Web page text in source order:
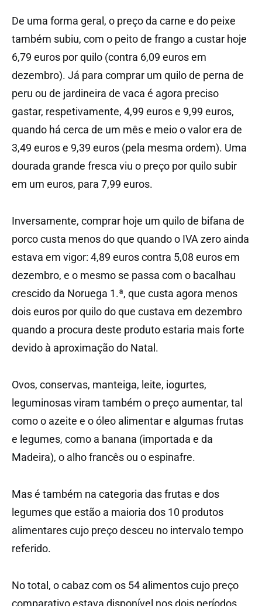
De uma forma geral, o preço da carne e do peixe
também subiu, com o peito de frango a custar hoje
6,79 euros por quilo (contra 6,09 euros em
dezembro). Já para comprar um quilo de perna de
peru ou de jardineira de vaca é agora preciso
gastar, respetivamente, 4,99 euros e 9,99 euros,
quando há cerca de um mês e meio o valor era de
3,49 euros e 9,39 euros (pela mesma ordem). Uma
dourada grande fresca viu o preço por quilo subir
em um euros, para 7,99 euros.
Inversamente, comprar hoje um quilo de bifana de
porco custa menos do que quando o IVA zero ainda
estava em vigor: 4,89 euros contra 5,08 euros em
dezembro, e o mesmo se passa com o bacalhau
crescido da Noruega 1.ª, que custa agora menos
dois euros por quilo do que custava em dezembro
quando a procura deste produto estaria mais forte
devido à aproximação do Natal.
Ovos, conservas, manteiga, leite, iogurtes,
leguminosas viram também o preço aumentar, tal
como o azeite e o óleo alimentar e algumas frutas
e legumes, como a banana (importada e da
Madeira), o alho francês ou o espinafre.
Mas é também na categoria das frutas e dos
legumes que estão a maioria dos 10 produtos
alimentares cujo preço desceu no intervalo tempo
referido.
No total, o cabaz com os 54 alimentos cujo preço
comparativo estava disponível nos dois períodos